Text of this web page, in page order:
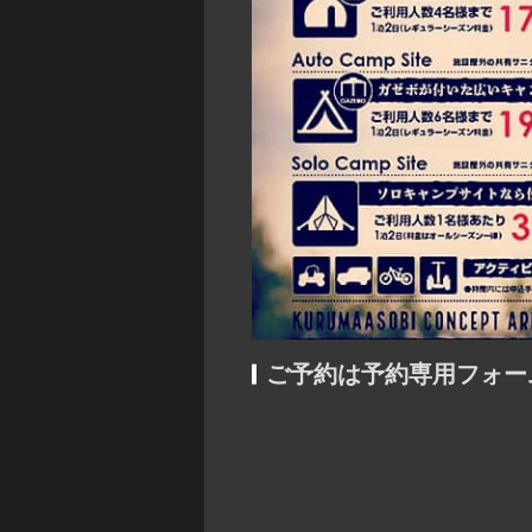
ご予約は予約専用フォ